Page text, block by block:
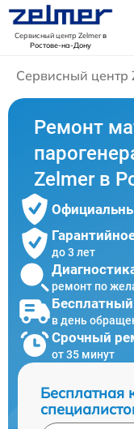
Сервисный центр Zelmerв
Ростове-на-Дону
Сервисный центр
Ремонт
Zelmer в
до 3 лет
ремонт по
в день
Срочный
от 35 минут
Бесплатная